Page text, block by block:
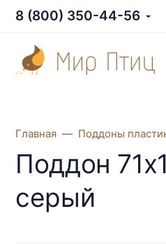
8 (800) 350-44-56
Главная Поддоны
Поддон
серый